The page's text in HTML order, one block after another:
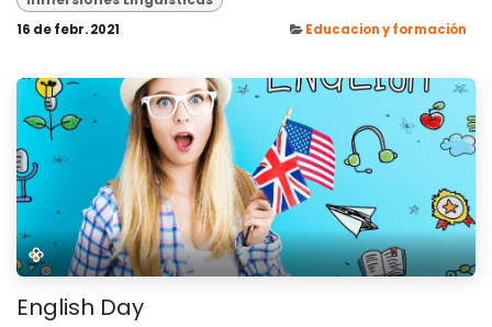
16 de febr. 2021 Educacion y formación
English Day